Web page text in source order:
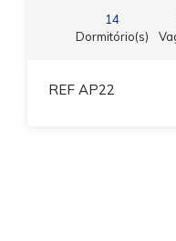
14
Dormitório(s)
REF AP22